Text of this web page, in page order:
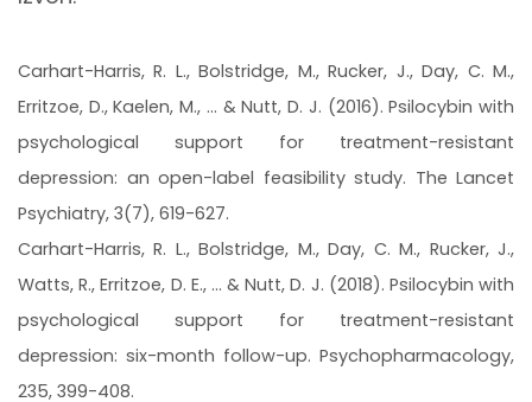
Carhart-Harris, R. L., Bolstridge, M., Rucker, J., Day, C. M.,
Erritzoe, D., Kaelen, M., ... & Nutt, D. J. (2016). Psilocybin with
psychological support for treatment-resistant
depression: an open-label feasibility study. The Lancet
Psychiatry, 3(7), 619-627.
Carhart-Harris, R. L., Bolstridge, M., Day, C. M., Rucker, J.,
Watts, R., Erritzoe, D. E., ... & Nutt, D. J. (2018). Psilocybin with
psychological support for treatment-resistant
depression: six-month follow-up. Psychopharmacology,
235, 399-408.